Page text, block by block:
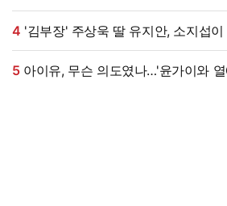
식사도”
4
방치했다…"비누인 줄"
5아이유, 무슨 의도였나…'윤가이와 열애중' 장기하 BGM에